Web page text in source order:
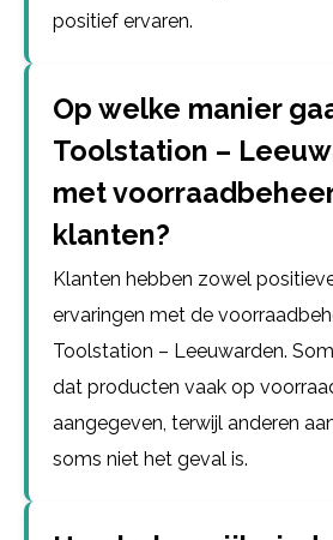
positief ervaren.
Op welke manier
Toolstation –
met
klanten?
Klanten hebben zowel
ervaringen met de
Toolstation – Leeuwarden.
dat producten vaak op
aangegeven, terwijl anderen
soms niet het geval is.